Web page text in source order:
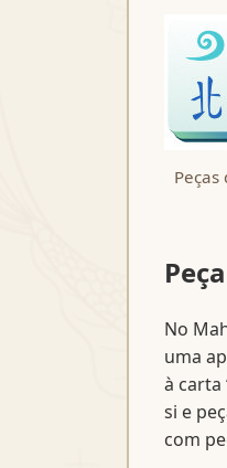
No
uma
à carta
si e
com